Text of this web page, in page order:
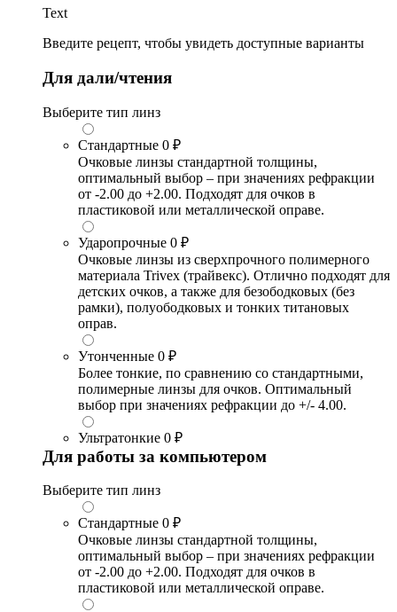
Text
Введите рецепт, чтобы увидеть доступные варианты
Для дали/чтения
Выберите тип линз
Стандартные 0 ₽
Очковые линзы стандартной толщины,
оптимальный выбор – при значениях рефракции
от -2.00 до +2.00. Подходят для очков в
пластиковой или металлической оправе.
Ударопрочные 0 ₽
Очковые линзы из сверхпрочного полимерного
материала Trivex (трайвекс). Отлично подходят для
детских очков, а также для безободковых (без
рамки), полуободковых и тонких титановых
оправ.
Утонченные 0 ₽
Более тонкие, по сравнению со стандартными,
полимерные линзы для очков. Оптимальный
выбор при значениях рефракции до +/- 4.00.
Ультратонкие 0 ₽
Для работы за компьютером
Выберите тип линз
Стандартные 0 ₽
Очковые линзы стандартной толщины,
оптимальный выбор – при значениях рефракции
от -2.00 до +2.00. Подходят для очков в
пластиковой или металлической оправе.